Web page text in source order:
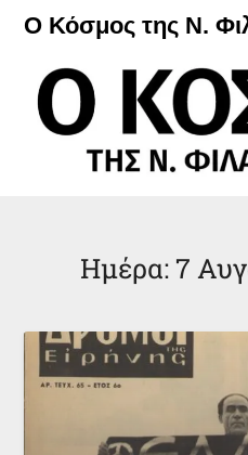
Μετάβαση
περιεχόμενο
Ο Κόσμος της Ν.
Ημέρα: 7